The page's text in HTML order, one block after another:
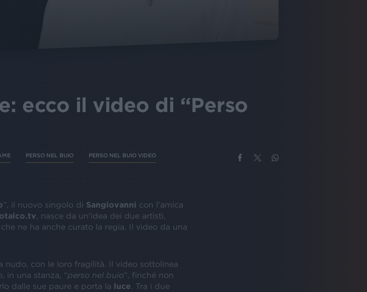
ecco il video di “Perso
PERSO NEL BUIO PERSO NEL BUIO VIDEO
”, il nuovo singolo di Sangiovanni con l'amica
, nasce da un'idea dei due artisti,
, che ne ha anche curato la regia. Il video da una
nudo, con le loro fragilità. Il video sottolinea
in una stanza, “perso nel buio”, finché non
dalle sue paure e porta la luce . Tra i due